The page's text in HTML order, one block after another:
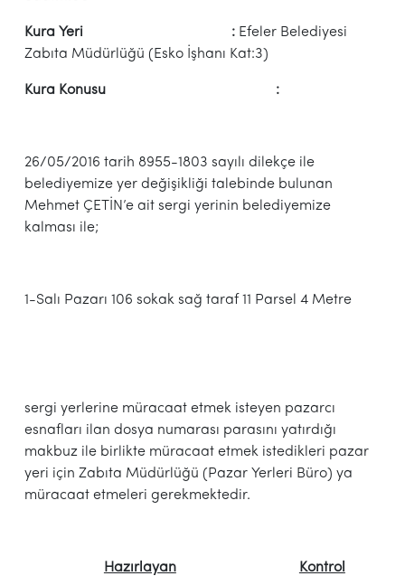
Kura Yeri : Efeler Belediyesi
Zabıta Müdürlüğü (Esko İşhanı Kat:3)
Kura Konusu :
26/05/2016 tarih 8955-1803 sayılı dilekçe ile
belediyemize yer değişikliği talebinde bulunan
Mehmet ÇETİN’e ait sergi yerinin belediyemize
kalması ile;
1-Salı Pazarı 106 sokak sağ taraf 11 Parsel 4 Metre
sergi yerlerine müracaat etmek isteyen pazarcı
esnafları ilan dosya numarası parasını yatırdığı
makbuz ile birlikte müracaat etmek istedikleri pazar
yeri için Zabıta Müdürlüğü (Pazar Yerleri Büro) ya
müracaat etmeleri gerekmektedir.
Hazırlayan
Kontrol